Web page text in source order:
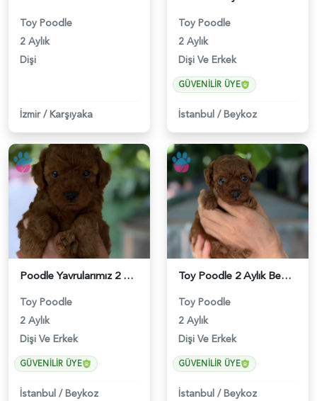
Toy Poodle
2 Aylık
Dişi
İzmir/Karşıyaka
Toy Poodle
2 Aylık
Dişi Ve Erkek
GÜVENILIR ÜYE
İstanbul /Beykoz
Poodle Yavrularımız 2 Aylıklar - 6180
Toy Poodle
2 Aylık
Dişi Ve Erkek
GÜVENILIR ÜYE
İstanbul /Beykoz
Toy Poodle 2 Aylık Bebeğimiz - 6176
Toy Poodle
2 Aylık
Dişi Ve Erkek
GÜVENILIR ÜYE
İstanbul /Beykoz